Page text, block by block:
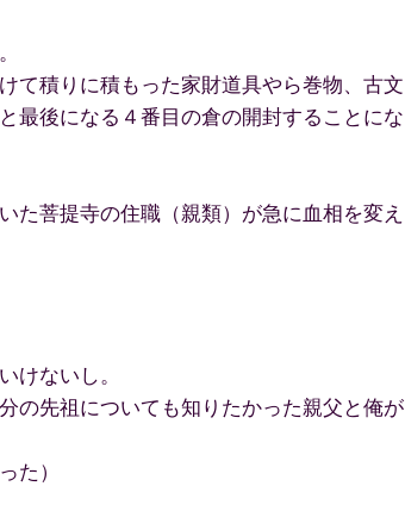
て積りに積もった家財道具やら巻物、古文
最後になる４番目の倉の開封することにな
た菩提寺の住職（親類）が急に血相を変え
けないし。
の先祖についても知りたかった親父と俺が
た）